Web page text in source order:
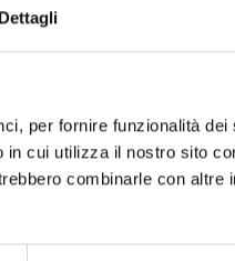
Dettagli
per fornire funzionalità
cui utilizza il nostro sito
combinarle con altre
PER
LE DATE DI